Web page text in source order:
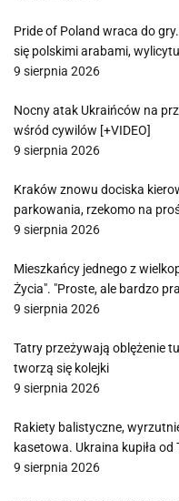
Pride of Poland wraca do
się polskimi arabami,
9 sierpnia 2026
Nocny atak Ukraińców na
wśród cywilów [+VIDEO]
9 sierpnia 2026
Kraków znowu dociska
parkowania, rzekomo na
9 sierpnia 2026
Mieszkańcy jednego z
Życia". "Proste, ale bardzo
9 sierpnia 2026
Tatry przeżywają oblężenie
tworzą się kolejki
9 sierpnia 2026
Rakiety balistyczne,
kasetowa. Ukraina kupiła
9 sierpnia 2026